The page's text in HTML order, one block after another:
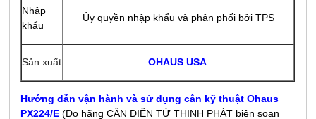
Nhập
khẩu
Ủy quyền nhập khẩu và phân phối bởi TPS
Sản xuất OHAUS USA
Hướng dẫn vận hành và sử dụng cân kỹ thuật Ohaus
PX224/E (Do hãng CÂN ĐIỆN TỬ THỊNH PHÁT biên soạn